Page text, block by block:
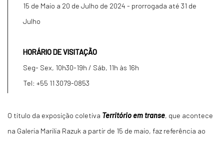
15 de Maio a 20 de Julho de 2024 - prorrogada até 31 de
Julho
HORÁRIO DE VISITAÇÃO
Seg- Sex, 10h30-19h / Sáb, 11h às 16h
Tel: +55 11 3079-0853
O título da exposição coletiva Território em transe, que acontece
na Galeria Marilia Razuk a partir de 15 de maio, faz referência ao